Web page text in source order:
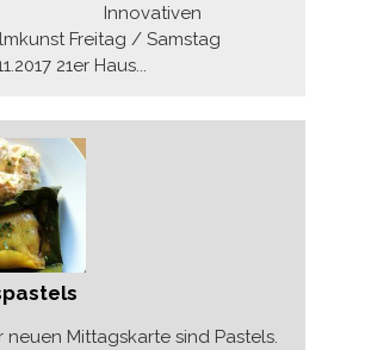
Innovativen
Freitag / Samstag
21er Haus...
neuen Mittagskarte sind Pastels.